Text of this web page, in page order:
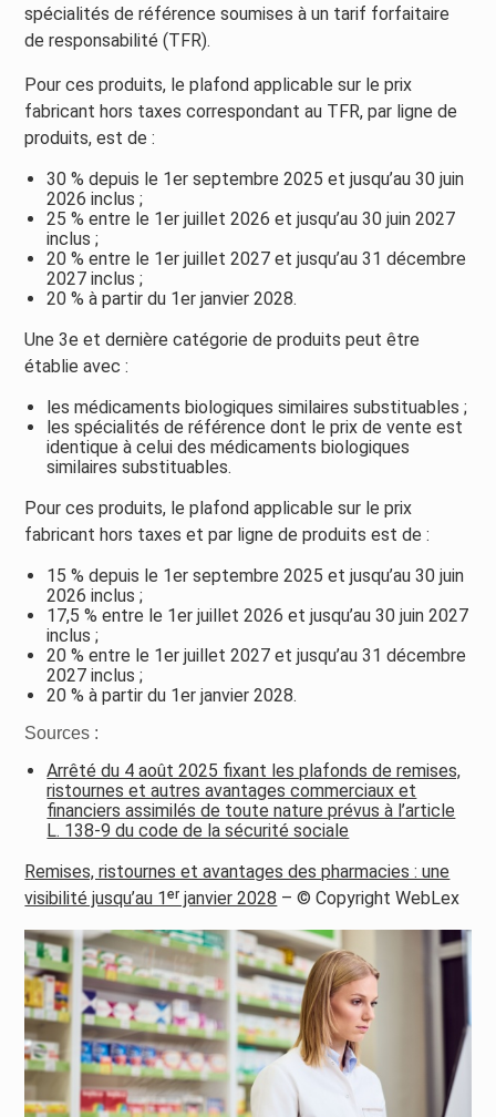
spécialités de référence soumises à un tarif forfaitaire
de responsabilité (TFR).
Pour ces produits, le plafond applicable sur le prix
fabricant hors taxes correspondant au TFR, par ligne de
produits, est de :
30 % depuis le 1er septembre 2025 et jusqu’au 30 juin
2026 inclus ;
25 % entre le 1er juillet 2026 et jusqu’au 30 juin 2027
inclus ;
20 % entre le 1er juillet 2027 et jusqu’au 31 décembre
2027 inclus ;
20 % à partir du 1er janvier 2028.
Une 3e et dernière catégorie de produits peut être
établie avec :
les médicaments biologiques similaires substituables ;
les spécialités de référence dont le prix de vente est
identique à celui des médicaments biologiques
similaires substituables.
Pour ces produits, le plafond applicable sur le prix
fabricant hors taxes et par ligne de produits est de :
15 % depuis le 1er septembre 2025 et jusqu’au 30 juin
2026 inclus ;
17,5 % entre le 1er juillet 2026 et jusqu’au 30 juin 2027
inclus ;
20 % entre le 1er juillet 2027 et jusqu’au 31 décembre
2027 inclus ;
20 % à partir du 1er janvier 2028.
Sources :
Arrêté du 4 août 2025 fixant les plafonds de remises,
ristournes et autres avantages commerciaux et
financiers assimilés de toute nature prévus à l’article
L. 138-9 du code de la sécurité sociale
Remises, ristournes et avantages des pharmacies : une
visibilité jusqu’au 1ᵉʳ janvier 2028 – © Copyright WebLex